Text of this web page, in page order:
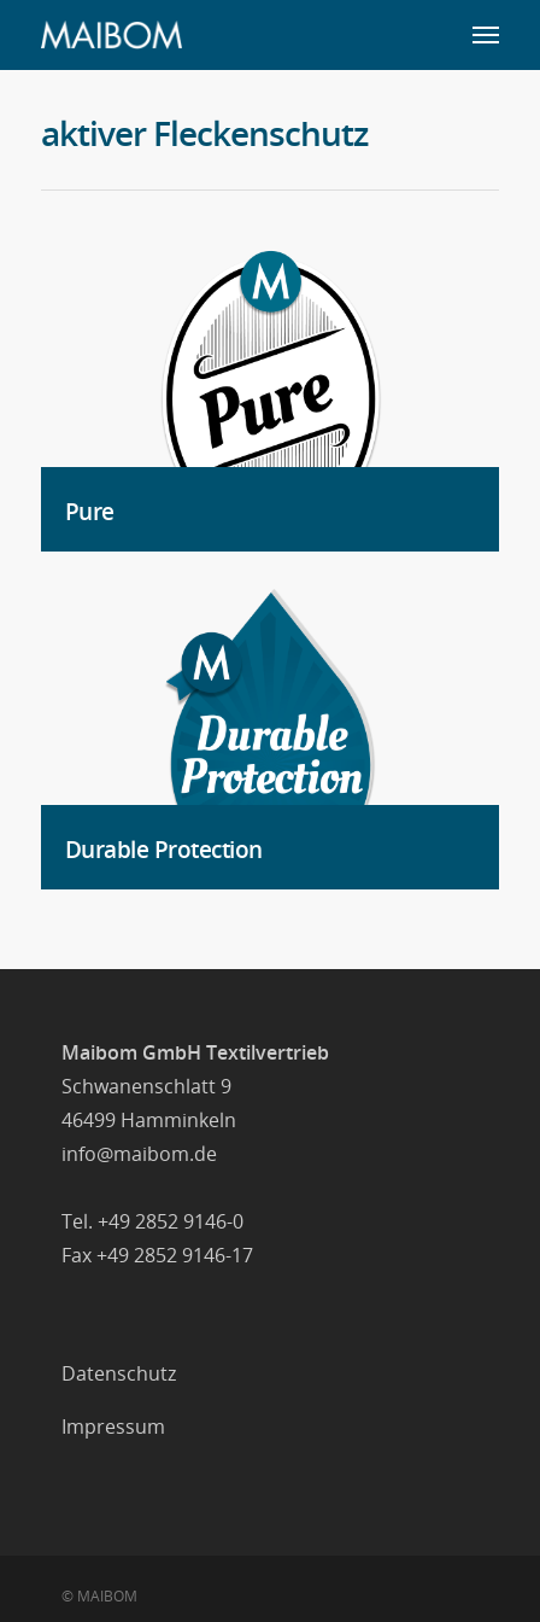
aktiver Fleckenschutz
Pure
Durable Protection
Maibom GmbH Textilvertrieb
Schwanenschlatt 9
46499 Hamminkeln
info@maibom.de
Tel. +49 2852 9146-0
Fax +49 2852 9146-17
Datenschutz
Impressum
© MAIBOM